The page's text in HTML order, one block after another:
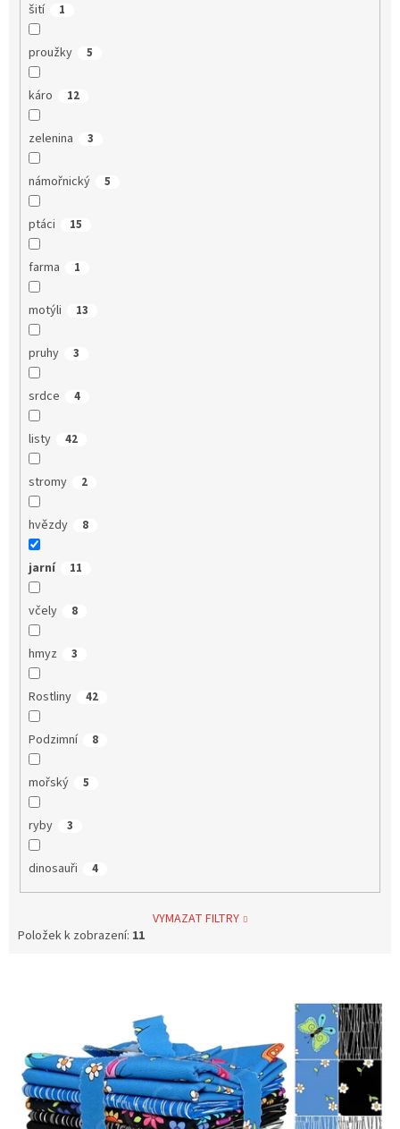
šití 1
proužky 5
káro 12
zelenina 3
námořnický 5
ptáci 15
farma 1
motýli 13
pruhy 3
srdce 4
listy 42
stromy 2
hvězdy 8
jarní 11
včely 8
hmyz 3
Rostliny 42
Podzimní 8
mořský 5
ryby 3
dinosauři 4
VYMAZAT FILTRY
Položek k zobrazení: 11